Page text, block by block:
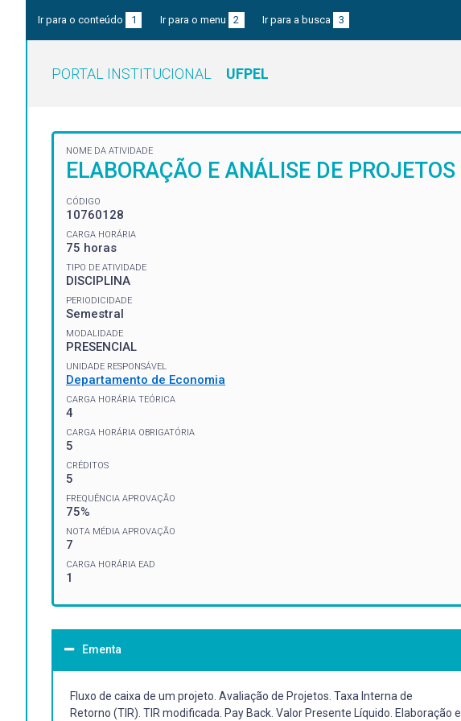
Ir para o conteúdo 1 Ir para o menu 2 Ir para a busca 3
PORTAL INSTITUCIONAL UFPEL
NOME DA ATIVIDADE
ELABORAÇÃO E ANÁLISE DE PROJETOS
CÓDIGO
10760128
CARGA HORÁRIA
75 horas
TIPO DE ATIVIDADE
DISCIPLINA
PERIODICIDADE
Semestral
MODALIDADE
PRESENCIAL
UNIDADE RESPONSÁVEL
Departamento de Economia
CARGA HORÁRIA TEÓRICA
4
CARGA HORÁRIA OBRIGATÓRIA
5
CRÉDITOS
5
FREQUÊNCIA APROVAÇÃO
75%
NOTA MÉDIA APROVAÇÃO
7
CARGA HORÁRIA EAD
1
Ementa
Fluxo de caixa de um projeto. Avaliação de Projetos. Taxa Interna de
Retorno (TIR). TIR modificada. Pay Back. Valor Presente Líquido. Elaboração e